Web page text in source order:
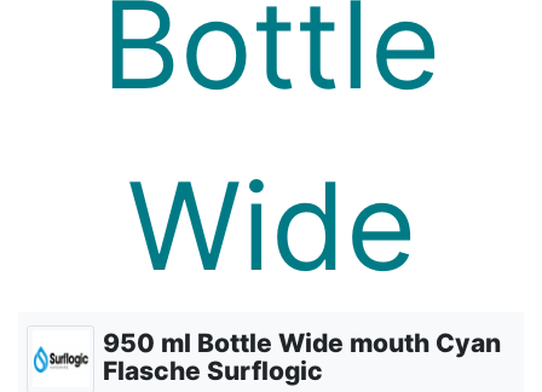
950 ml Bottle Wide mouth Cyan
Flasche Surflogic